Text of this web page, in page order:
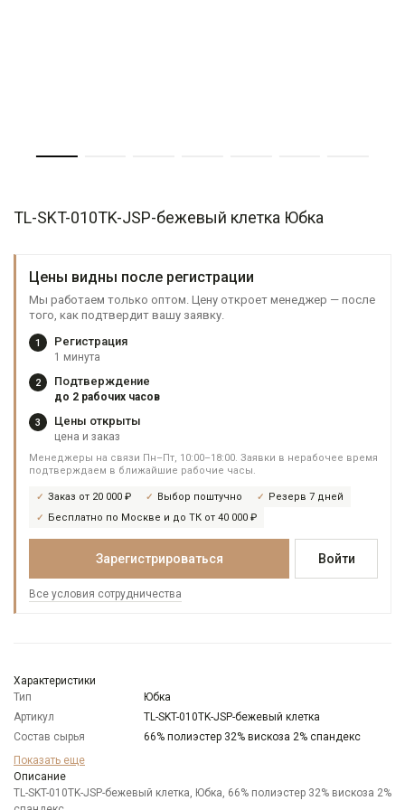
TL-SKT-010TK-JSP-бежевый клетка Юбка
Цены видны после регистрации
Мы работаем только оптом. Цену откроет менеджер — после
того, как подтвердит вашу заявку.
1 Регистрация
1 минута
2 Подтверждение
до 2 рабочих часов
3 Цены открыты
цена и заказ
Менеджеры на связи Пн–Пт, 10:00–18:00. Заявки в нерабочее время
подтверждаем в ближайшие рабочие часы.
Заказ от 20 000 ₽ Выбор поштучно
Резерв 7 дней
Бесплатно по Москве и до ТК от 40 000 ₽
Зарегистрироваться Войти
Все условия сотрудничества
Характеристики
Тип
Юбка
Артикул
TL-SKT-010TK-JSP-бежевый клетка
Состав сырья
66% полиэстер 32% вискоза 2% спандекс
Модель
Цвет
Карман
отсутствует
Показать еще
Описание
TL-SKT-010TK-JSP-бежевый клетка, Юбка, 66% полиэстер 32% вискоза 2%